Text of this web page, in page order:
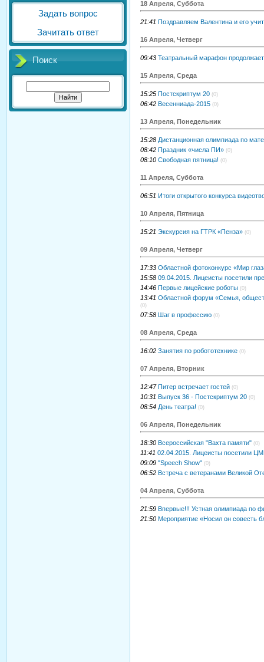
Задать вопрос
Зачитать ответ
Поиск
18 Апреля, Суббота
21:41 Поздравляем Валентина и его
16 Апреля, Четверг
09:43 Театральный марафон
15 Апреля, Среда
15:25 Постскриптум 20 (0)
06:42 Весенниада-2015 (0)
13 Апреля, Понедельник
15:28 Дистанционная олимпиада по
08:42 Праздник «числа ПИ» (0)
08:10 Свободная пятница! (0)
11 Апреля, Суббота
06:51 Итоги открытого конкурса
10 Апреля, Пятница
15:21 Экскурсия на ГТРК «Пенза» (0)
09 Апреля, Четверг
17:33 Областной фотоконкурс «Мир
15:58 09.04.2015. Лицеисты посетили
14:46 Первые лицейские роботы (0)
13:41 Областной форум «Семья,
(0)
07:58 Шаг в профессию (0)
08 Апреля, Среда
16:02 Занятия по робототехнике (0)
07 Апреля, Вторник
12:47 Питер встречает гостей (0)
10:31 Выпуск 36 - Постскриптум 20 (0)
08:54 День театра! (0)
06 Апреля, Понедельник
18:30 Всероссийская "Вахта памяти" (0)
11:41 02.04.2015. Лицеисты посетили
09:09 "Speech Show" (0)
06:52 Встреча с ветеранами Великой
04 Апреля, Суббота
21:59 Впервые!!! Устная олимпиада по
21:50 Мероприятие «Носил он совесть